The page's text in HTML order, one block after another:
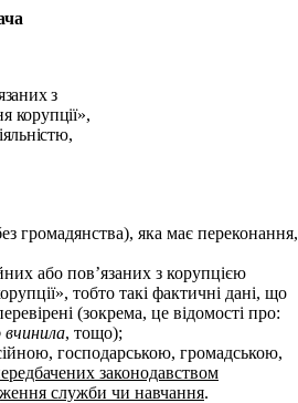
з
корупції»,
громадянства), яка має переконання,
або пов’язаних з корупцією
тобто такі фактичні дані, що
(зокрема, це відомості про:
вчинила, тощо);
господарською, громадською,
законодавством
служби чи навчання.